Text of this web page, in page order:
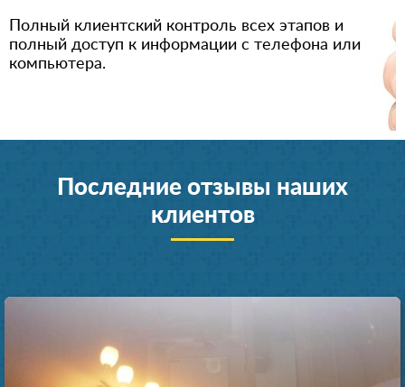
Полный клиентский контроль всех этапов и
полный доступ к информации с телефона или
компьютера.
Последние отзывы наших
клиентов